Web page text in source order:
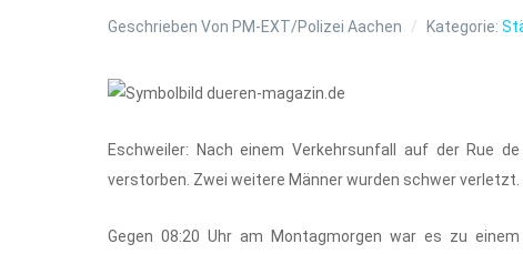
Geschrieben Von PM-EXT/Polizei Aachen Kategorie:
Eschweiler: Nach einem Verkehrsunfall auf der Rue
verstorben. Zwei weitere Männer wurden schwer verletzt.
Gegen 08:20 Uhr am Montagmorgen war es zu